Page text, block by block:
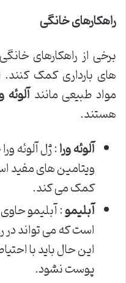
راهکارهای خانگی
برخی از راهکارهای
های بارداری کمک کنند.
مواد طبیعی مانندآلوئه
هستند.
آلوئه ورا: ژل آلوئه
ویتامین های
کمک می کند.
آبلیمو
است که می تواند
این حال باید با
پوست نشود.